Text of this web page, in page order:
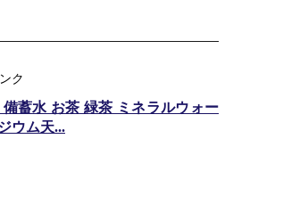
ク
蓄水 お茶 緑茶 ミネラルウォー
ウム天...